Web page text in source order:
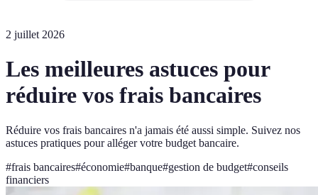
2 juillet 2026
Les meilleures astuces pour
réduire vos frais bancaires
Réduire vos frais bancaires n'a jamais été aussi simple. Suivez nos
astuces pratiques pour alléger votre budget bancaire.
#frais bancaires#économie#banque#gestion de budget#conseils
financiers